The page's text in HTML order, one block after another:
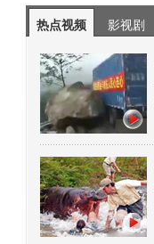
热点视频 影视剧